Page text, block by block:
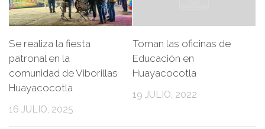
Se realiza la fiesta
patronal en la
comunidad de Viborillas
Huayacocotla
16 JULIO, 2025
Toman las oficinas de
Educación en
Huayacocotla
19 JULIO, 2022